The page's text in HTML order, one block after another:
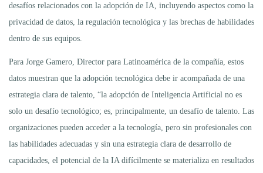
desafíos relacionados con la adopción de IA, incluyendo aspectos como la
privacidad de datos, la regulación tecnológica y las brechas de habilidades
dentro de sus equipos.
Para Jorge Gamero, Director para Latinoamérica de la compañía, estos
datos muestran que la adopción tecnológica debe ir acompañada de una
estrategia clara de talento, “la adopción de Inteligencia Artificial no es
solo un desafío tecnológico; es, principalmente, un desafío de talento. Las
organizaciones pueden acceder a la tecnología, pero sin profesionales con
las habilidades adecuadas y sin una estrategia clara de desarrollo de
capacidades, el potencial de la IA difícilmente se materializa en resultados